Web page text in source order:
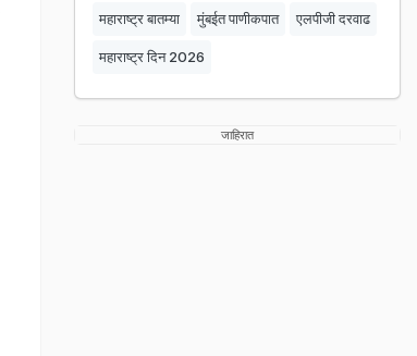
महाराष्ट्र बातम्या मुंबईत पाणीकपात एलपीजी दरवाढ
महाराष्ट्र दिन 2026
जाहिरात